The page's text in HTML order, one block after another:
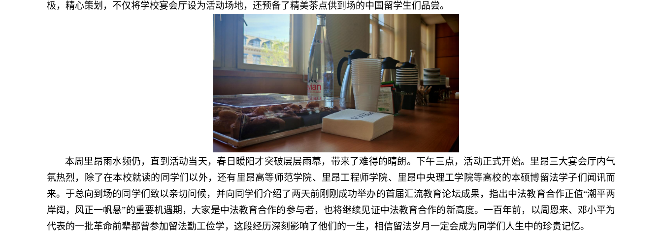
极，精心策划，不仅将学校宴会厅设为活动场地，还预备了精美茶点供到场的中国留学生们品尝。
本周里昂雨水频仍，直到活动当天，春日暖阳才突破层层雨幕，带来了难得的晴朗。下午三点，活动正式开始。里昂三大宴会厅内气
氛热烈，除了在本校就读的同学们以外，还有里昂高等师范学院、里昂工程师学院、里昂中央理工学院等高校的本硕博留法学子们闻讯而
来。于总向到场的同学们致以亲切问候，并向同学们介绍了两天前刚刚成功举办的首届汇流教育论坛成果，指出中法教育合作正值“潮平两
岸阔，风正一帆悬”的重要机遇期，大家是中法教育合作的参与者，也将继续见证中法教育合作的新高度。一百年前，以周恩来、邓小平为
代表的一批革命前辈都曾参加留法勤工俭学，这段经历深刻影响了他们的一生，相信留法岁月一定会成为同学们人生中的珍贵记忆。